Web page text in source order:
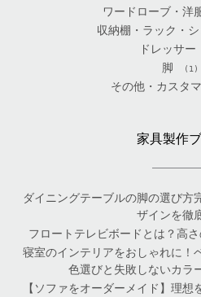
ワードローブ・洋
収納棚・ラック・シ
ドレッサー
脚 (1)
その他・カスタ
家具製作
ダイニングテーブルの脚の選び方
ザインを徹
フロートテレビボードとは？高
寝室のインテリアをおしゃれに！
色選びと失敗しないカラ
【ソファをオーダーメイド】理